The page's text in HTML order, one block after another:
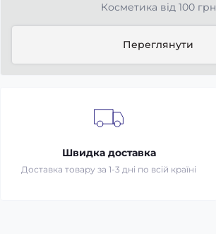
Косметика від 100 грн
Переглянути
Швидка доставка
Доставка товару за 1-3 дні по всій країні